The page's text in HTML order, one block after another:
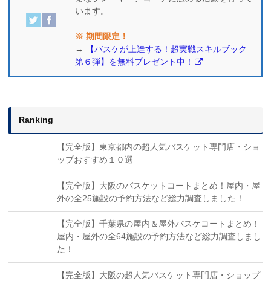
います。
※ 期間限定！
→
【バスケが上達する！超実戦スキルブック
第６弾】を無料プレゼント中！
Ranking
【完全版】東京都内の超人気バスケット専門店・ショ
ップおすすめ１０選
【完全版】大阪のバスケットコートまとめ！屋内・屋
外の全25施設の予約方法など総力調査しました！
【完全版】千葉県の屋内＆屋外バスケコートまとめ！
屋内・屋外の全64施設の予約方法など総力調査しまし
た！
【完全版】大阪の超人気バスケット専門店・ショップ